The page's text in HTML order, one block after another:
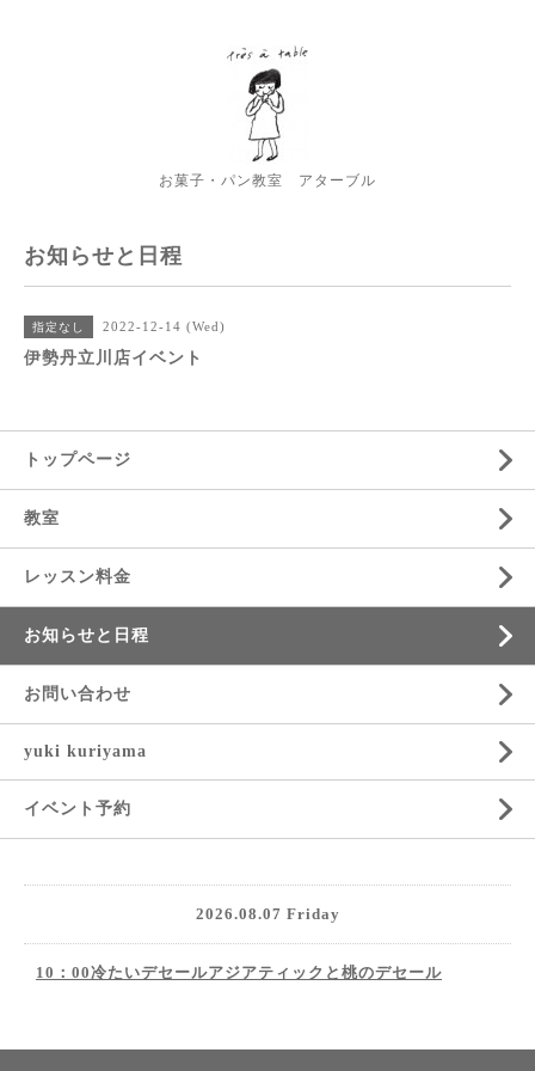
お菓子・パン教室 アターブル
お知らせと日程
指定なし 2022-12-14 (Wed)
伊勢丹立川店イベント
トップページ
教室
レッスン料金
お知らせと日程
お問い合わせ
yuki kuriyama
イベント予約
2026.08.07 Friday
10：00冷たいデセールアジアティックと桃のデセール